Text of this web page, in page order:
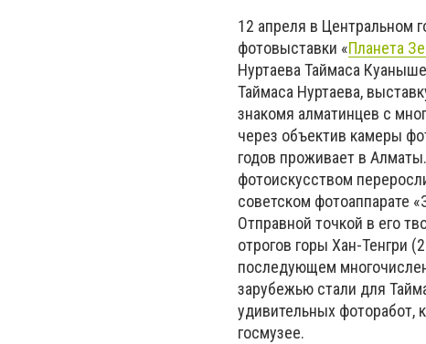
12 апреля в Центральном
фотовыставки «Планета
Нуртаева Таймаса
Таймаса Нуртаева,
знакомя алматинцев с
через объектив камеры
годов проживает в
фотоискусством
советском фотоаппарате
Отправной точкой в его
отрогов горы Хан-Тенгри
последующем
зарубежью стали для
удивительных фоторабот,
госмузее.